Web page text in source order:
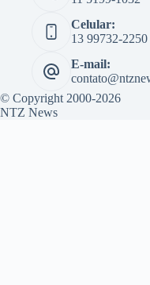
Celular:
13 99732-2250
E-mail:
© Copyright 2000-2026
NTZ News